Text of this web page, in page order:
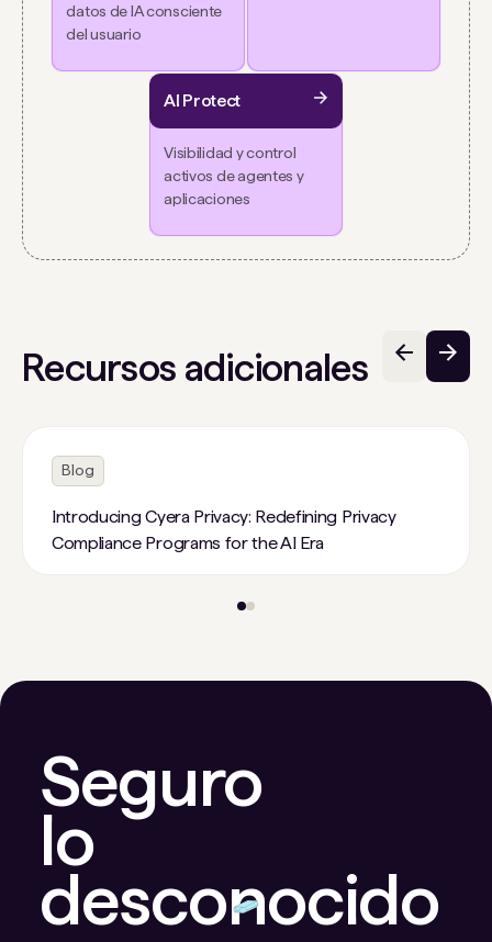
datos de IA consciente
del usuario
AI Protect
Visibilidad y control
activos de agentes y
aplicaciones
Recursos adicionales
Blog
Introducing Cyera Privacy: Redefining Privacy
Compliance Programs for the AI Era
Seguro
lo
desconocido